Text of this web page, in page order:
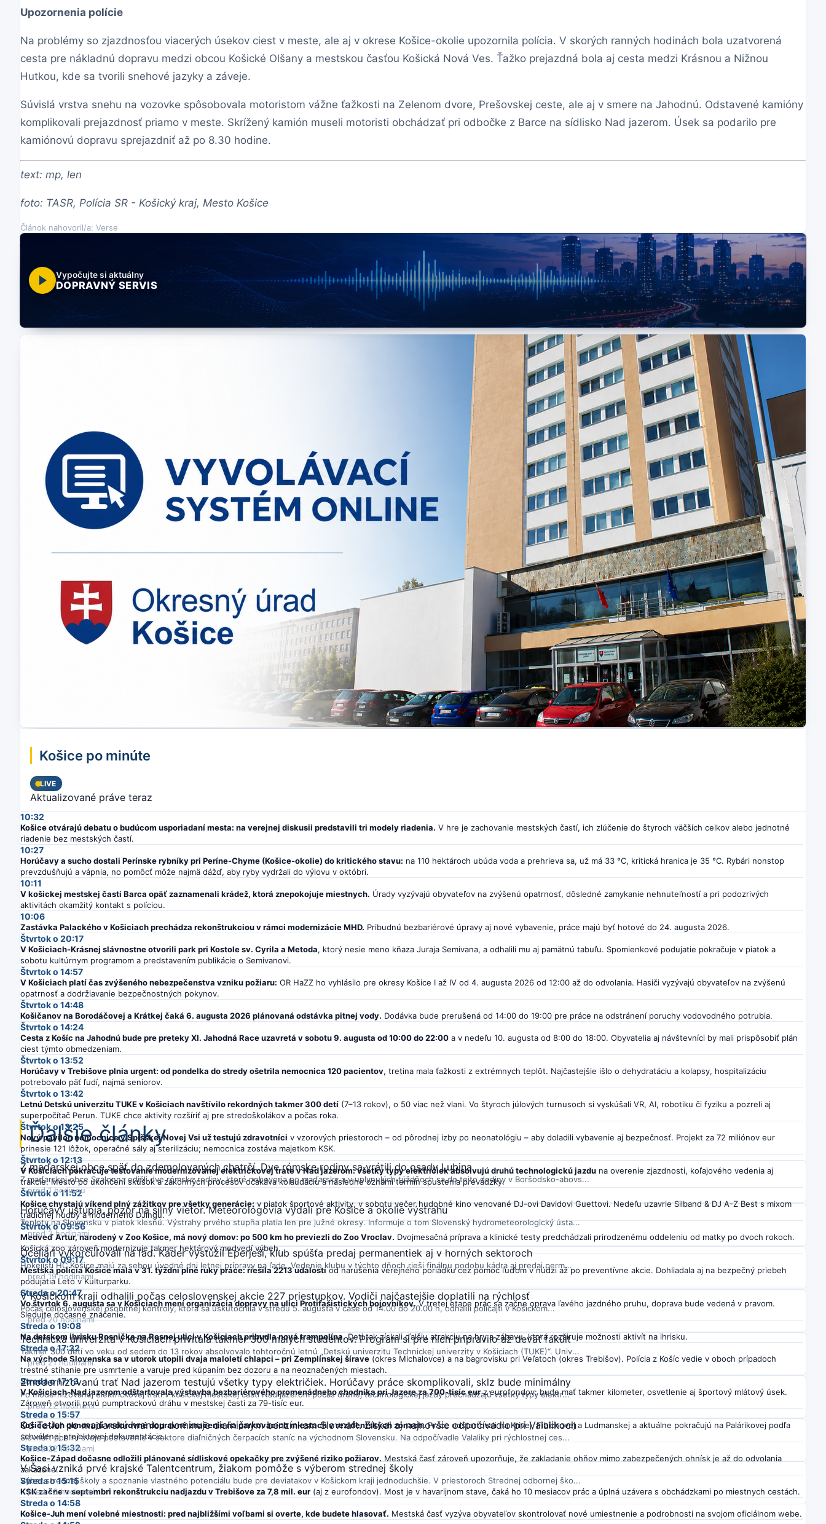
Upozornenia polície
Na problémy so zjazdnosťou viacerých úsekov ciest v meste, ale aj v okrese Košice-okolie upozornila polícia. V skorých ranných hodinách bola uzatvorená
cesta pre nákladnú dopravu medzi obcou Košické Olšany a mestskou časťou Košická Nová Ves. Ťažko prejazdná bola aj cesta medzi Krásnou a Nižnou
Hutkou, kde sa tvorili snehové jazyky a záveje.
Súvislá vrstva snehu na vozovke spôsobovala motoristom vážne ťažkosti na Zelenom dvore, Prešovskej ceste, ale aj v smere na Jahodnú. Odstavené kamióny
komplikovali prejazdnosť priamo v meste. Skrížený kamión museli motoristi obchádzať pri odbočke z Barce na sídlisko Nad jazerom. Úsek sa podarilo pre
kamiónovú dopravu sprejazdniť až po 8.30 hodine.
text: mp, len
foto: TASR, Polícia SR - Košický kraj, Mesto Košice
Článok nahovoril/a: Verse
Vypočujte si aktuálny
DOPRAVNÝ SERVIS
Košice po minúte
LIVE
Aktualizované práve teraz
10:32
Košice otvárajú debatu o budúcom usporiadaní mesta: na verejnej diskusii predstavili tri modely riadenia. V hre je zachovanie mestských častí, ich zlúčenie do štyroch väčších celkov alebo jednotné
riadenie bez mestských častí.
10:27
Horúčavy a sucho dostali Perínske rybníky pri Períne-Chyme (Košice-okolie) do kritického stavu: na 110 hektároch ubúda voda a prehrieva sa, už má 33 °C, kritická hranica je 35 °C. Rybári nonstop
prevzdušňujú a vápnia, no pomôcť môže najmä dážď, aby ryby vydržali do výlovu v októbri.
10:11
V košickej mestskej časti Barca opäť zaznamenali krádež, ktorá znepokojuje miestnych. Úrady vyzývajú obyvateľov na zvýšenú opatrnosť, dôsledné zamykanie nehnuteľností a pri podozrivých
aktivitách okamžitý kontakt s políciou.
10:06
Zastávka Palackého v Košiciach prechádza rekonštrukciou v rámci modernizácie MHD. Pribudnú bezbariérové úpravy aj nové vybavenie, práce majú byť hotové do 24. augusta 2026.
Štvrtok o 20:17
V Košiciach-Krásnej slávnostne otvorili park pri Kostole sv. Cyrila a Metoda, ktorý nesie meno kňaza Juraja Semivana, a odhalili mu aj pamätnú tabuľu. Spomienkové podujatie pokračuje v piatok a
sobotu kultúrnym programom a predstavením publikácie o Semivanovi.
Štvrtok o 14:57
V Košiciach platí čas zvýšeného nebezpečenstva vzniku požiaru: OR HaZZ ho vyhlásilo pre okresy Košice I až IV od 4. augusta 2026 od 12:00 až do odvolania. Hasiči vyzývajú obyvateľov na zvýšenú
opatrnosť a dodržiavanie bezpečnostných pokynov.
Štvrtok o 14:48
Košičanov na Borodáčovej a Krátkej čaká 6. augusta 2026 plánovaná odstávka pitnej vody. Dodávka bude prerušená od 14:00 do 19:00 pre práce na odstránení poruchy vodovodného potrubia.
Štvrtok o 14:24
Cesta z Košíc na Jahodnú bude pre preteky XI. Jahodná Race uzavretá v sobotu 9. augusta od 10:00 do 22:00 a v nedeľu 10. augusta od 8:00 do 18:00. Obyvatelia aj návštevníci by mali prispôsobiť plán
ciest týmto obmedzeniam.
Štvrtok o 13:52
Horúčavy v Trebišove plnia urgent: od pondelka do stredy ošetrila nemocnica 120 pacientov, tretina mala ťažkosti z extrémnych teplôt. Najčastejšie išlo o dehydratáciu a kolapsy, hospitalizáciu
potrebovalo päť ľudí, najmä seniorov.
Štvrtok o 13:42
Letnú Detskú univerzitu TUKE v Košiciach navštívilo rekordných takmer 300 detí (7–13 rokov), o 50 viac než vlani. Vo štyroch júlových turnusoch si vyskúšali VR, AI, robotiku či fyziku a pozreli aj
superpočítač Perun. TUKE chce aktivity rozšíriť aj pre stredoškolákov a počas roka.
Štvrtok o 13:25
Nový pavilón nemocnice v Spišskej Novej Vsi už testujú zdravotníci v vzorových priestoroch – od pôrodnej izby po neonatológiu – aby doladili vybavenie aj bezpečnosť. Projekt za 72 miliónov eur
prinesie 121 lôžok, operačné sály aj sterilizáciu; nemocnica zostáva majetkom KSK.
Štvrtok o 12:13
V Košiciach pokračuje testovanie modernizovanej električkovej trate v Nad jazerom: všetky typy električiek absolvujú druhú technologickú jazdu na overenie zjazdnosti, koľajového vedenia aj
trakcie. Mesto po ukončení skúšok a zákonných procesov očakáva kolaudáciu a následne oznámi termín spustenia prevádzky.
Štvrtok o 11:52
Košice chystajú víkend plný zážitkov pre všetky generácie:v piatok športové aktivity, v sobotu večer hudobné kino venované DJ-ovi Davidovi Guettovi. Nedeľu uzavrie Silband & DJ A-Z Best s mixom
tradičnej hudby a moderného DJingu.
Štvrtok o 09:56
Medveď Artur, narodený v Zoo Košice, má nový domov: po 500 km ho previezli do Zoo Vroclav. Dvojmesačná príprava a klinické testy predchádzali prirodzenému oddeleniu od matky po dvoch rokoch.
Košická zoo zároveň modernizuje takmer hektárový medvedí výbeh.
Štvrtok o 09:17
Mestská polícia Košice mala v 31. týždni plné ruky práce: riešila 2213 udalostíod narušenia verejného poriadku cez pomoc ľuďom v núdzi až po preventívne akcie. Dohliadala aj na bezpečný priebeh
podujatia Leto v Kulturparku.
Streda o 20:47
Vo štvrtok 6. augusta sa v Košiciach mení organizácia dopravy na ulici Protifašistických bojovníkov.V tretej etape prác sa začne oprava ľavého jazdného pruhu, doprava bude vedená v pravom.
Sledujte dočasné značenie.
Streda o 19:08
Na detskom ihrisku Rosnička na Rosnej ulici v Košiciach pribudla nová trampolína.Deti tak získali ďalšiu atrakciu na hry a zábavu, ktorá rozširuje možnosti aktivít na ihrisku.
Streda o 17:32
Na východe Slovenska sa v utorok utopili dvaja maloletí chlapci – pri Zemplínskej šírave (okres Michalovce) a na bagrovisku pri Veľatoch (okres Trebišov). Polícia z Košíc vedie v oboch prípadoch
trestné stíhanie pre usmrtenie a varuje pred kúpaním bez dozoru a na neoznačených miestach.
Streda o 17:13
V Košiciach-Nad jazerom odštartovala výstavba bezbariérového promenádneho chodníka pri Jazere za 700-tisíc eurz eurofondov: bude mať takmer kilometer, osvetlenie aj športový mlátový úsek.
Zároveň otvorili prvú pumptrackovú dráhu v mestskej časti za 79-tisíc eur.
Streda o 15:57
Košice-Juh obnovujú vodorovné dopravné značenie na parkovacích miestach v rezidentských zónach.Práce odštartovali na Krivej, Fibichovej a Ludmanskej a aktuálne pokračujú na Palárikovej podľa
schválenej projektovej dokumentácie.
Streda o 15:32
Košice-Západ dočasne odložili plánované sídliskové opekačky pre zvýšené riziko požiarov. Mestská časť zároveň upozorňuje, že zakladanie ohňov mimo zabezpečených ohnísk je až do odvolania
zakázané.
Streda o 15:15
KSK začne v septembri rekonštrukciu nadjazdu v Trebišove za 7,8 mil. eur (aj z eurofondov). Most je v havarijnom stave, čaká ho 10 mesiacov prác a úplná uzávera s obchádzkami po miestnych cestách.
Streda o 14:58
Košice-Juh mení volebné miestnosti: pred najbližšími voľbami si overte, kde budete hlasovať. Mestská časť vyzýva obyvateľov skontrolovať nové umiestnenie a podrobnosti na svojom oficiálnom webe.
Ďalšie články
Z maďarskej obce späť do zdemolovaných chatrčí. Dve rómske rodiny sa vrátili do osady Lubina
Z maďarskej obce Szalonna odišli dve rómske rodiny, ktoré nehovoria po maďarsky a v uplynulých týždňoch sa do tejto dediny v Boršodsko-abovs...
pred 1 hodinou
Horúčavy ustúpia, pozor na silný vietor. Meteorológovia vydali pre Košice a okolie výstrahu
Teploty na Slovensku v piatok klesnú. Výstrahy prvého stupňa platia len pre južné okresy. Informuje o tom Slovenský hydrometeorologický ústa...
pred 2 hodinami
Oceliari vykorčuľovali na ľad. Káder vystužil Eperješi, klub spúšťa predaj permanentiek aj v horných sektoroch
Hokejisti HC Košice majú za sebou úvodné dni letnej prípravy na ľade. Vedenie klubu v týchto dňoch rieši finálnu podobu kádra aj predaj perm...
pred 19 hodinami
V Košickom kraji odhalili počas celoslovenskej akcie 227 priestupkov. Vodiči najčastejšie doplatili na rýchlosť
Počas celoslovenskej osobitnej kontroly, ktorá sa uskutočnila v stredu 5. augusta v čase od 14.00 do 20.00 h, odhalili policajti v Košickom...
pred 20 hodinami
Technická univerzita v Košiciach privítala takmer 300 malých študentov. Program si pre nich pripravilo až deväť fakúlt
Takmer 300 detí vo veku od sedem do 13 rokov absolvovalo tohtoročnú letnú „Detskú univerzitu Technickej univerzity v Košiciach (TUKE)“. Univ...
pred 21 hodinami
Zmodernizovanú trať Nad jazerom testujú všetky typy električiek. Horúčavy práce skomplikovali, sklz bude minimálny
Po modernizovanej električkovej trati v košickej mestskej časti Nad jazerom počas druhej technologickej jazdy prechádzajú všetky typy elektr...
pred 22 hodinami
Od Tatier po maďarskú hranicu dominuje diaľničným benzínkam Slovnaft. Získal aj najnovšie odpočívadlo pri Valalikoch
Slovnaft posilní svoje postavenie v sektore diaľničných čerpacích staníc na východnom Slovensku. Na odpočívadle Valaliky pri rýchlostnej ces...
pred 22 hodinami
V Šaci vzniká prvé krajské Talentcentrum, žiakom pomôže s výberom strednej školy
Výber strednej školy a spoznanie vlastného potenciálu bude pre deviatakov v Košickom kraji jednoduchšie. V priestoroch Strednej odbornej ško...
pred 23 hodinami